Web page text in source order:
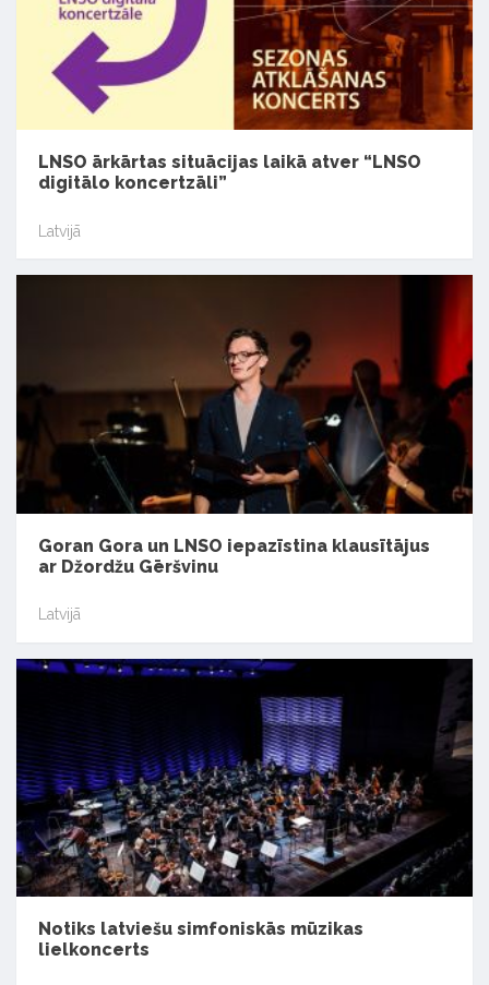
LNSO ārkārtas situācijas laikā atver “LNSO
digitālo koncertzāli”
Latvijā
Goran Gora un LNSO iepazīstina klausītājus
ar Džordžu Gēršvinu
Latvijā
Notiks latviešu simfoniskās mūzikas
lielkoncerts